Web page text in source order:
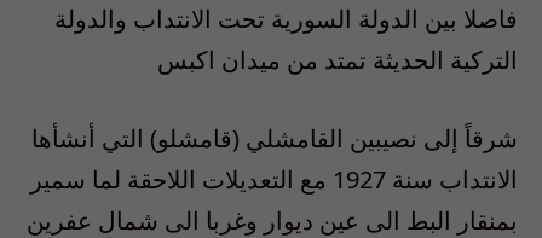
فاصلا بين الدولة السورية تحت الانتداب والدولة
التركية الحديثة تمتد من ميدان اكبس
شرقاً إلى نصيبين القامشلي (قامشلو) التي أنشأها
الانتداب سنة 1927 مع التعديلات اللاحقة لما سمير
بمنقار البط الى عين ديوار وغربا الى شمال عفرين